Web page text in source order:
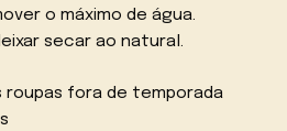
o máximo de água.
secar ao natural.
roupas fora de temporada